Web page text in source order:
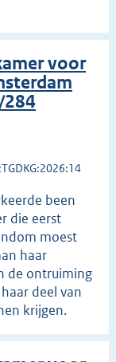
voor
284
been
die eerst
moest
haar
de ontruiming
deel van
krijgen.